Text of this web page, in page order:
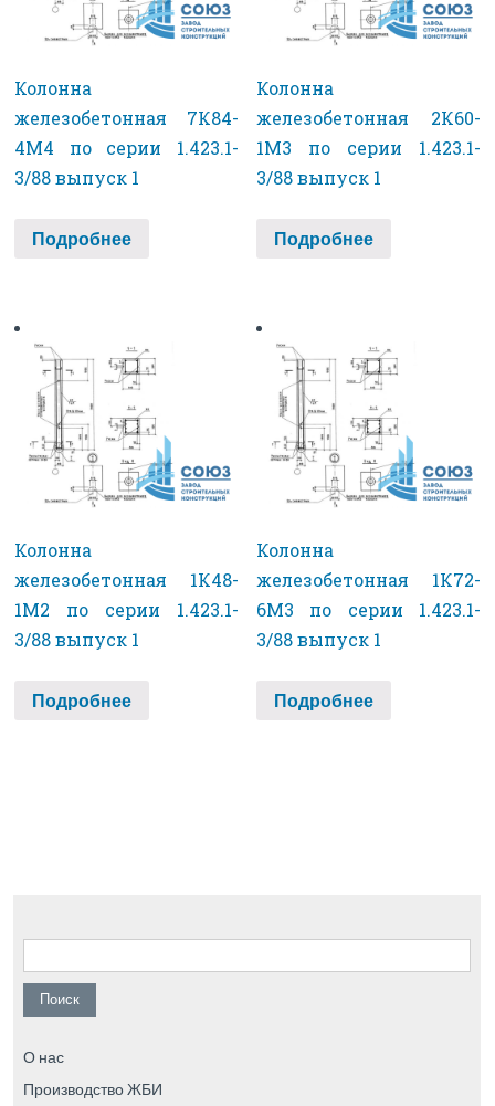
Колонна
железобетонная 7К84-
4М4 по серии 1.423.1-
3/88 выпуск 1
Подробнее
Колонна
железобетонная 2К60-
1М3 по серии 1.423.1-
3/88 выпуск 1
Подробнее
Колонна
железобетонная 1К48-
1М2 по серии 1.423.1-
3/88 выпуск 1
Подробнее
Колонна
железобетонная 1К72-
6М3 по серии 1.423.1-
3/88 выпуск 1
Подробнее
Найти:
О нас
Производство ЖБИ